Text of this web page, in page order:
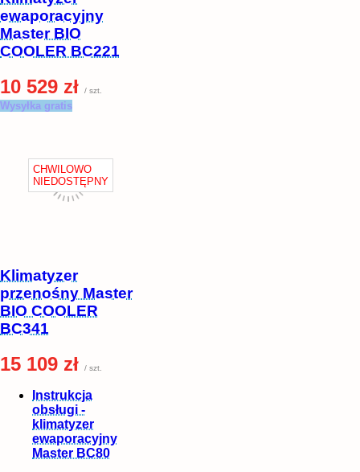
ewaporacyjny
Master BIO
COOLER BC221
10 529 zł / szt.
Wysyłka gratis
Klimatyzer
przenośny Master
BIO COOLER
BC341
15 109 zł / szt.
Instrukcja
obsługi -
klimatyzer
ewaporacyjny
Master BC80